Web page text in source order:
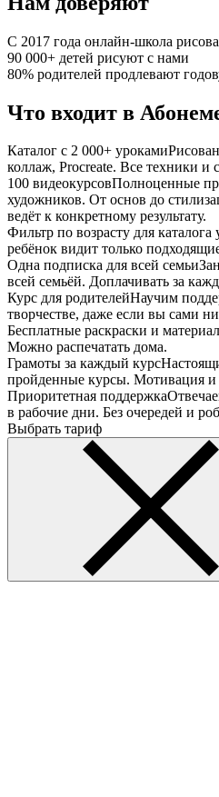
С 2017 года онлайн-школа
90 000+ детей рисуют с нами
80% родителей продлевают
Что входит в
Каталог с 2 000+ уроками
коллаж, Procreate. Все техники
100 видеокурсовПолноценные
художников. От основ до
ведёт к конкретному результату.
Фильтр по возрасту для каталога
ребёнок видит только
Одна подписка для всей семьи
всей семьёй. Доплачивать за
Курс для родителейНаучим
творчестве, даже если вы сами
Бесплатные раскраски и
Можно распечатать дома.
Грамоты за каждый курс
пройденные курсы. Мотивация и
Приоритетная поддержка
в рабочие дни. Без очередей и
Выбрать тариф